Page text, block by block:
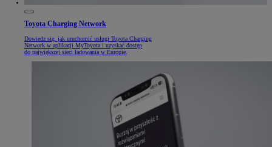
Toyota Charging Network
Dowiedz się, jak uruchomić usługi Toyota Charging
Network w aplikacji MyToyota i uzyskać dostęp
do największej sieci ładowania w Europie.